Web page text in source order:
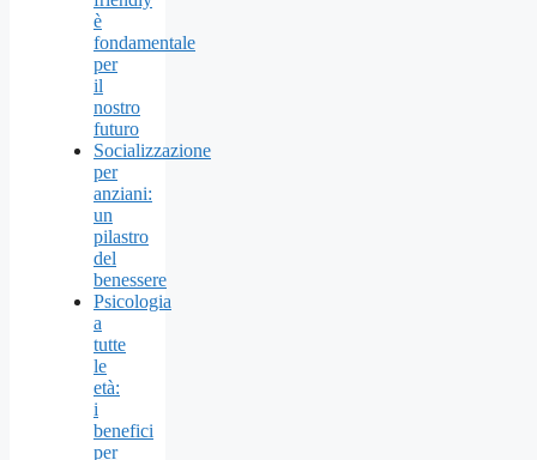
è
fondamentale
per
il
nostro
futuro
Socializzazione
per
anziani:
un
pilastro
del
benessere
Psicologia
a
tutte
le
età:
i
benefici
per